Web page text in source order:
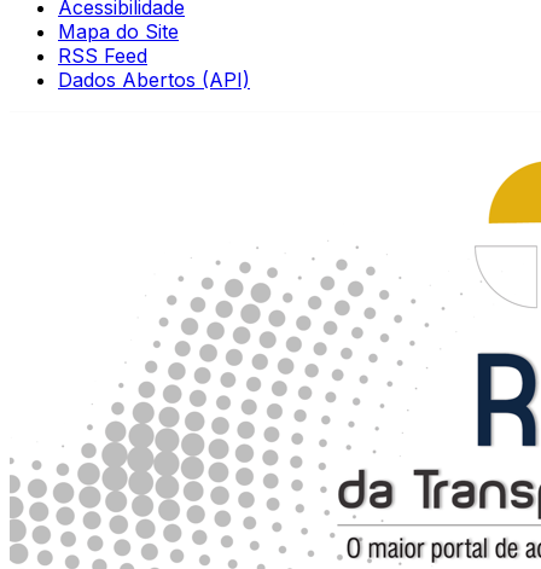
Acessibilidade
Mapa do Site
RSS Feed
Dados Abertos (API)